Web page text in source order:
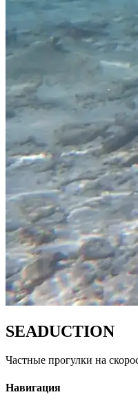
SEADUCTION
Частные прогулки на
Навигация